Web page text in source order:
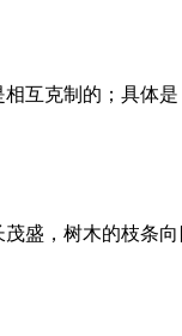
互克制的；具体是
盛，树木的枝条向